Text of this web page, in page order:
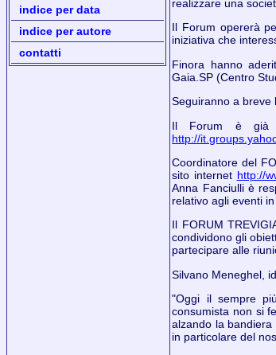
indice per data
indice per autore
contatti
realizzare una
Il Forum opererà
iniziativa che
Finora hanno
Gaia.SP (Centro
Seguiranno a breve
Il Forum è già
http://
Coordinatore del
sito internet http://
Anna Fanciulli è
relativo agli eventi
Il FORUM
condividono gli
partecipare alle
Silvano Meneghel,
"Oggi il sempre
consumista non si
alzando la
in particolare del